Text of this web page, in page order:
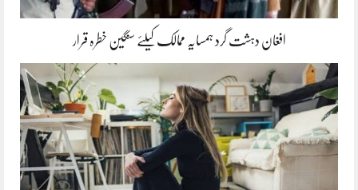
افغان دہشت گرد ہمسایہ ممالک کیلئے سنگین خطرہ قرار